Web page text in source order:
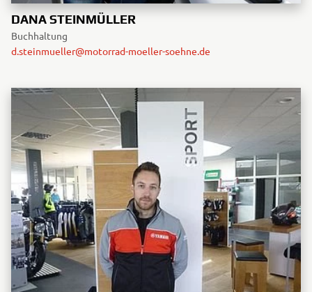
DANA STEINMÜLLER
Buchhaltung
d.steinmueller@motorrad-moeller-soehne.de